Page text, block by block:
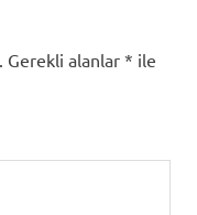
Gerekli alanlar * ile